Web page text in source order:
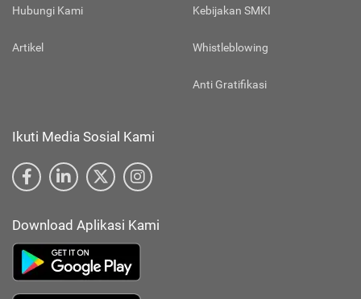
Hubungi Kami
Artikel
Kebijakan SMKI
Whistleblowing
Anti Gratifikasi
Ikuti Media Sosial Kami
Download Aplikasi Kami